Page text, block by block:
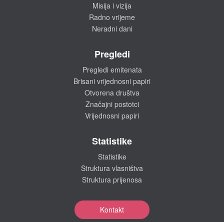
Misija i vizija
Radno vrijeme
Neradni dani
Pregledi
Pregledi emitenata
Brisani vrijednosni papiri
Otvorena društva
Značajni postotci
Vrijednosni papiri
Statistike
Statistike
Struktura vlasništva
Struktura prijenosa
Kontakt